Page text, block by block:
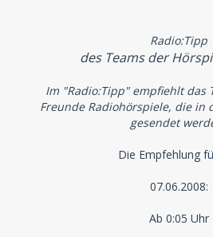
Radio:Tipp
des Teams der
Im "Radio:Tipp" empfiehlt das
Freunde Radiohörspiele, die in
gesendet
Die Empfehlung
07.06.2008:
Ab 0:05 Uhr